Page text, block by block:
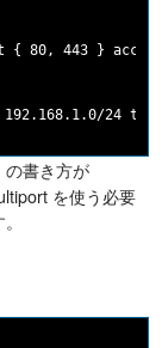
80, 443 }
の書き方が
を使う必要